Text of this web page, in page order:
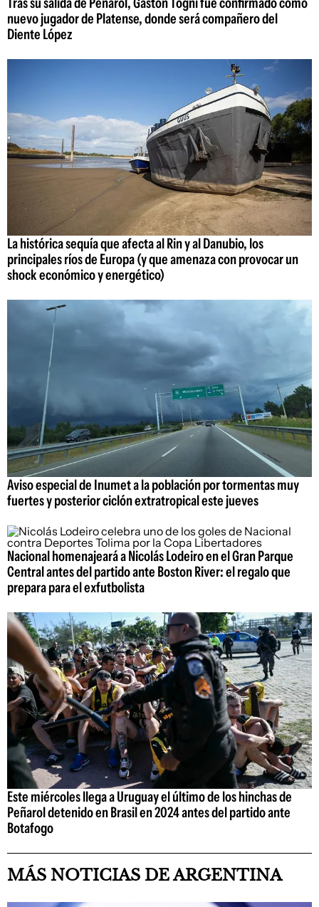
nuevo jugador de Platense, donde será compañero del
Diente López
La histórica sequía que afecta al Rin y al Danubio, los
principales ríos de Europa (y que amenaza con provocar un
shock económico y energético)
Aviso especial de Inumet a la población por tormentas muy
fuertes y posterior ciclón extratropical este jueves
Nacional homenajeará a Nicolás Lodeiro en el Gran Parque
Central antes del partido ante Boston River: el regalo que
prepara para el exfutbolista
Este miércoles llega a Uruguay el último de los hinchas de
Peñarol detenido en Brasil en 2024 antes del partido ante
Botafogo
MÁS NOTICIAS DE ARGENTINA